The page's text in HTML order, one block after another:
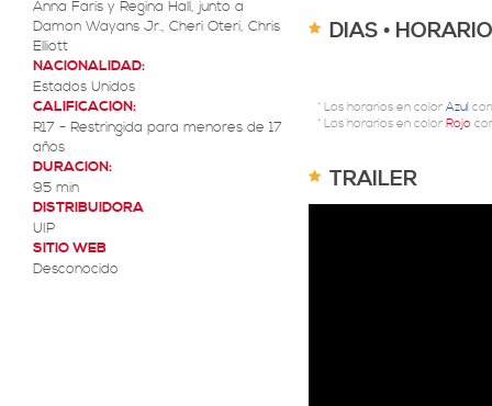
Anna Faris y Regina Hall, junto a
Damon Wayans Jr., Cheri Oteri, Chris
Elliott
NACIONALIDAD:
Estados Unidos
CALIFICACION:
R17 - Restringida para menores de 17
años
DURACION:
95 min
DISTRIBUIDORA
UIP
SITIO WEB
Desconocido
DIAS •
* Los horarios en color Azul
* Los horarios en color Rojo
TRAILER